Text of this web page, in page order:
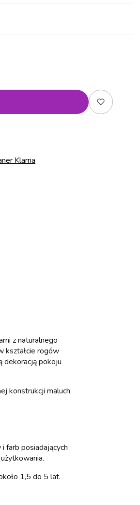
z naturalnego
kształcie rogów
dekoracją pokoju
konstrukcji maluch
farb posiadających
1,5 do 5 lat.